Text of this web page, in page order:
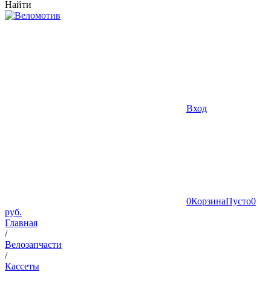
Найти
Вход
0КорзинаПусто0
руб.
Главная
/
Велозапчасти
/
Кассеты